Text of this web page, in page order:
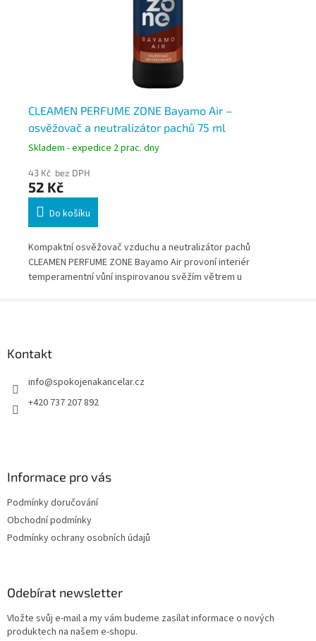
CLEAMEN PERFUME ZONE Bayamo Air –
osvěžovač a neutralizátor pachů 75 ml
Skladem - expedice 2 prac. dny
43 Kč bez DPH
52 Kč
Do košíku
Kompaktní osvěžovač vzduchu a neutralizátor pachů
CLEAMEN PERFUME ZONE Bayamo Air provoní interiér
temperamentní vůní inspirovanou svěžím větrem u
Kontakt
info@spokojenakancelar.cz
+420 737 207 892
Informace pro vás
Podmínky doručování
Obchodní podmínky
Podmínky ochrany osobních údajů
Odebírat newsletter
Vložte svůj e-mail a my vám budeme zasílat informace o nových
produktech na našem e-shopu.